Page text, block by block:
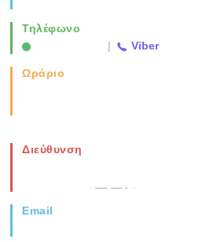
Τηλέφωνο
| Viber
Ωράριο
Διεύθυνση
Email